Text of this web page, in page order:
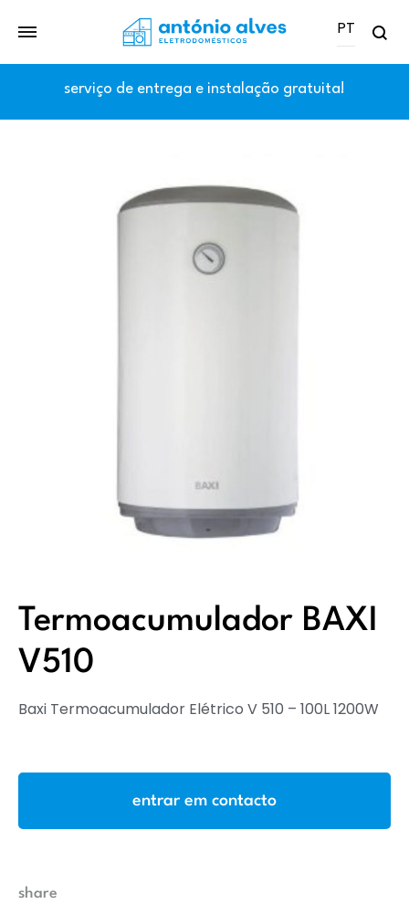
PT
PT
serviço de entrega e instalação gratuita!
Termoacumulador BAXI
V510
Baxi Termoacumulador Elétrico V 510 – 100L 1200W
share
entrar em contacto